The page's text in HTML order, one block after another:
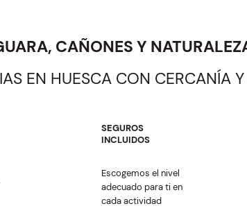
CAÑONES Y
EN HUESCA CON CERCANÍA
SEGUROS
INCLUIDOS
Escogemos el nivel
adecuado para ti en
cada actividad